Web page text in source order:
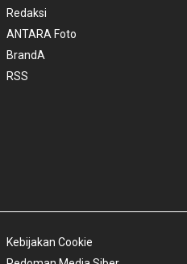
Redaksi
ANTARA Foto
BrandA
RSS
Kebijakan Cookie